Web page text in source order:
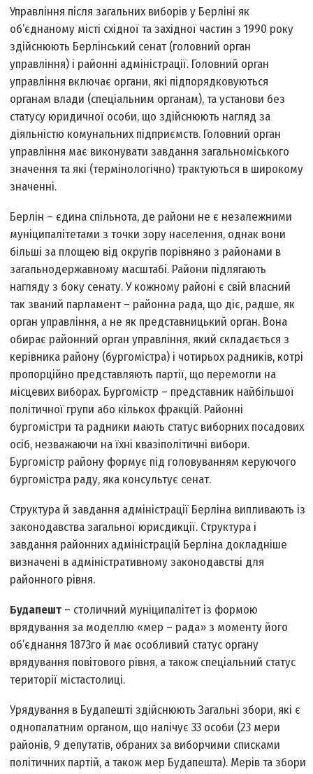
Управління після загальних виборів у Берліні як
об’єднаному місті східної та західної частин з 1990 року
здійснюють Берлінський сенат (головний орган
управління) і районні адміністрації. Головний орган
управління включає органи, які підпорядковуються
органам влади (спеціальним органам), та установи без
статусу юридичної особи, що здійснюють нагляд за
діяльністю комунальних підприємств. Головний орган
управління має виконувати завдання загальноміського
значення та які (термінологічно) трактуються в широкому
значенні.
Берлін – єдина спільнота, де райони не є незалежними
муніципалітетами з точки зору населення, однак вони
більші за площею від округів порівняно з районами в
загальнодержавному масштабі. Райони підлягають
нагляду з боку сенату. У кожному районі є свій власний
так званий парламент – районна рада, що діє, радше, як
орган управління, а не як представницький орган. Вона
обирає районний орган управління, який складається з
керівника району (бургомістра) і чотирьох радників, котрі
пропорційно представляють партії, що перемогли на
місцевих виборах. Бургомістр – представник найбільшої
політичної групи або кількох фракцій. Районні
бургомістри та радники мають статус виборних посадових
осіб, незважаючи на їхні квазіполітичні вибори.
Бургомістр району формує під головуванням керуючого
бургомістра раду, яка консультує сенат.
Структура й завдання адміністрації Берліна випливають із
законодавства загальної юрисдикції. Структура і
завдання районних адміністрацій Берліна докладніше
визначені в адміністративному законодавстві для
районного рівня.
Будапешт – столичний муніципалітет із формою
врядування за моделлю «мер – рада» з моменту його
об’єднання 1873­го й має особливий статус органу
врядування повітового рівня, а також спеціальний статус
території міста­столиці.
Урядування в Будапешті здійснюють Загальні збори, які є
однопалатним органом, що налічує 33 особи (23 мери
районів, 9 депутатів, обраних за виборчими списками
політичних партій, а також мер Будапешта). Мерів та збори